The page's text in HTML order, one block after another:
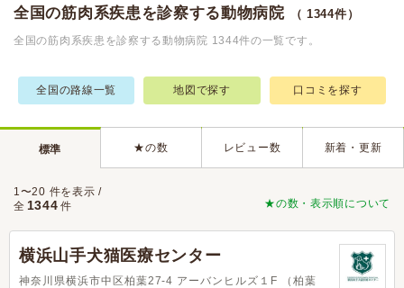
全国の筋肉系疾患を診察する動物病院 （ 1344件）
全国の筋肉系疾患を診察する動物病院 1344件の一覧です。
全国の路線一覧 地図で探す 口コミを探す
標準 ★の数 レビュー数 新着・更新
★の数・表示順について
1〜20 件を表示 /
全 1344 件
横浜山手犬猫医療センター
神奈川県横浜市中区柏葉27-4 アーバンヒルズ１F （柏葉